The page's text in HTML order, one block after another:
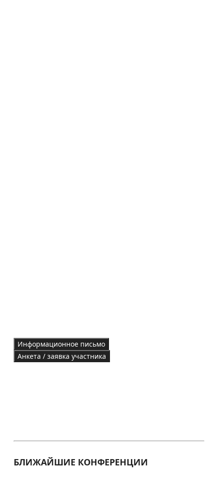
Информационное письмо
Анкета / заявка участника
БЛИЖАЙШИЕ КОНФЕРЕНЦИИ